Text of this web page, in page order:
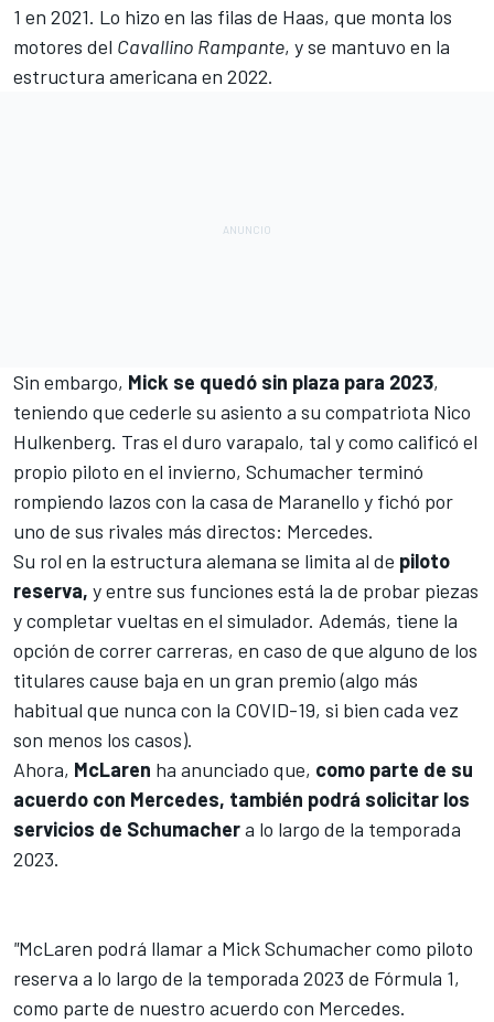
1 en 2021. Lo hizo en las filas de Haas, que monta los
motores del Cavallino Rampante, y se mantuvo en la
estructura americana en 2022.
Sin embargo, Mick se quedó sin plaza para 2023,
teniendo que cederle su asiento a su compatriota Nico
Hulkenberg. Tras el duro varapalo, tal y como calificó el
propio piloto en el invierno, Schumacher terminó
rompiendo lazos con la casa de Maranello y fichó por
uno de sus rivales más directos: Mercedes.
Su rol en la estructura alemana se limita al de piloto
reserva, y entre sus funciones está la de probar piezas
y completar vueltas en el simulador. Además, tiene la
opción de correr carreras, en caso de que alguno de los
titulares cause baja en un gran premio (algo más
habitual que nunca con la COVID-19, si bien cada vez
son menos los casos).
Ahora, McLaren ha anunciado que, como parte de su
acuerdo con Mercedes, también podrá solicitar los
servicios de Schumachera lo largo de la temporada
2023.
"McLaren podrá llamar a Mick Schumacher como piloto
reserva a lo largo de la temporada 2023 de Fórmula 1,
como parte de nuestro acuerdo con Mercedes.